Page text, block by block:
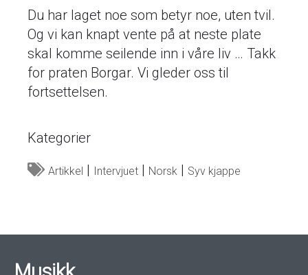
Du har laget noe som betyr noe, uten tvil.
Og vi kan knapt vente på at neste plate
skal komme seilende inn i våre liv … Takk
for praten Borgar. Vi gleder oss til
fortsettelsen.
Kategorier
Artikkel Intervjuet Norsk Syv kjappe